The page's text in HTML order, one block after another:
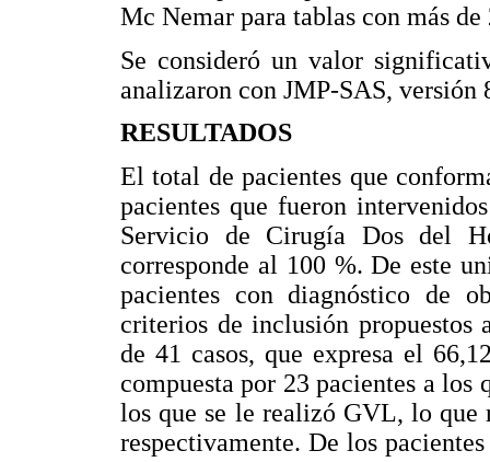
Mc Nemar para tablas con más
Se consideró un valor
analizaron con JMP-SAS, versión
RESULTADOS
El total de pacientes que
pacientes que fueron
Servicio de Cirugía Dos del
corresponde al 100 %. De este
pacientes con diagnóstico de
criterios de inclusión propuestos
de 41 casos, que expresa el
compuesta por 23 pacientes a
los que se le realizó GVL, lo que
respectivamente. De los